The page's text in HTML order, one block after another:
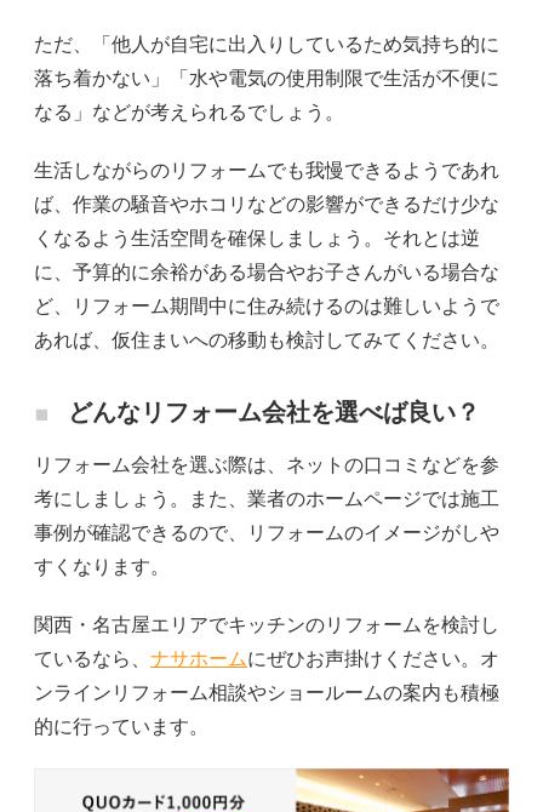
ただ、「他人が自宅に出入りしているため気持ち的に
落ち着かない」「水や電気の使用制限で生活が不便に
なる」などが考えられるでしょう。
生活しながらのリフォームでも我慢できるようであれ
ば、作業の騒音やホコリなどの影響ができるだけ少な
くなるよう生活空間を確保しましょう。それとは逆
に、予算的に余裕がある場合やお子さんがいる場合な
ど、リフォーム期間中に住み続けるのは難しいようで
あれば、仮住まいへの移動も検討してみてください。
どんなリフォーム会社を選べば良い？
リフォーム会社を選ぶ際は、ネットの口コミなどを参
考にしましょう。また、業者のホームページでは施工
事例が確認できるので、リフォームのイメージがしや
すくなります。
関西・名古屋エリアでキッチンのリフォームを検討し
ているなら、 ナサホームにぜひお声掛けください。オ
ンラインリフォーム相談やショールームの案内も積極
的に行っています。